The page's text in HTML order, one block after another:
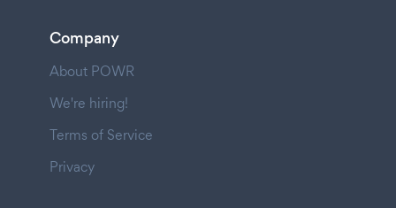
Company
About POWR
We're hiring!
Terms of Service
Privacy